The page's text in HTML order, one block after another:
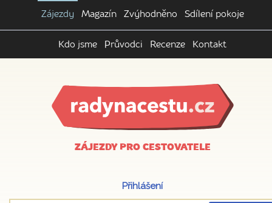
Zájezdy Magazín Zvýhodněno Sdílení pokoje
Kdo jsme Průvodci Recenze Kontakt
ZÁJEZDY PRO CESTOVATELE
Přihlášení